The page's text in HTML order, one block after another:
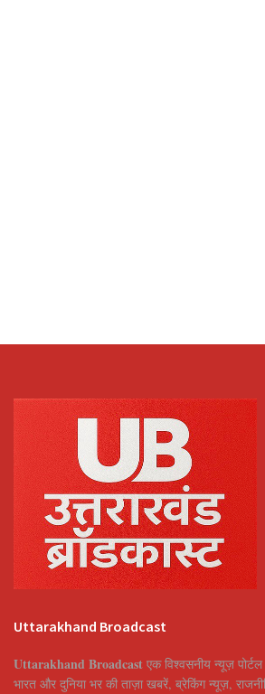
Uttarakhand Broadcast
Uttarakhand Broadcast एक विश्वसनीय न्यूज़
भारत और दुनिया भर की ताज़ा खबरें, ब्रेकिंग न्यूज़,